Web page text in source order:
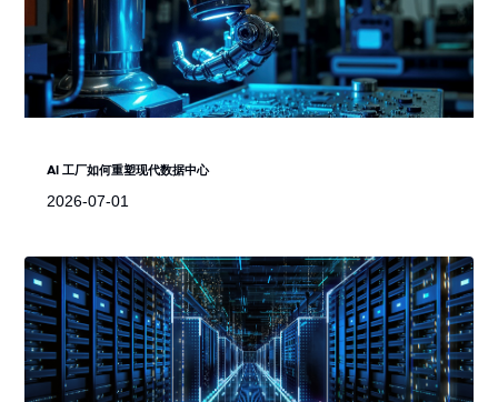
AI 工厂如何重塑现代数据中心
2026-07-01